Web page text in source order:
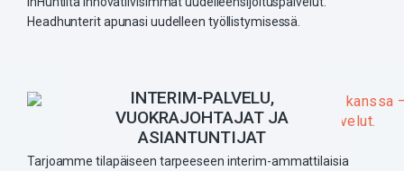
Headhunterit apunasi uudelleen työllistymisessä.
INTERIM-PALVELU,
VUOKRAJOHTAJAT JA
ASIANTUNTIJAT
Tarjoamme tilapäiseen tarpeeseen interim-ammattilaisia